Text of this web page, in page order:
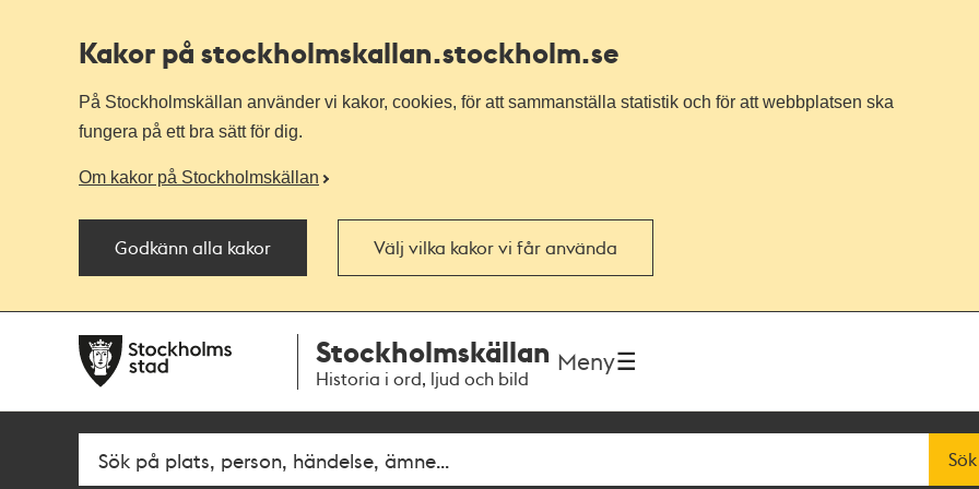
Kakor på stockholmskallan.stockholm.se
På Stockholmskällan använder vi kakor, cookies, för att sammanställa statistik och för att webbplatsen ska
fungera på ett bra sätt för dig.
Om kakor på Stockholmskällan
Godkänn alla kakor Välj vilka kakor vi får använda
navigationen
huvudinnehållet
Stockholmskällan
Historia i ord, ljud och bild
Meny
Fritextsök Sök